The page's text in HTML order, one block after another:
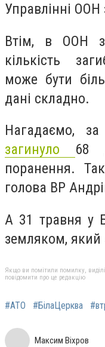
Управлінні
Втім, в ООН
кількість
може бути
дані складно.
Нагадаємо,
загинуло 68
поранення.
голова ВР
А 31 травня у
земляком, який
Якщо ви помітили помилку,
повідомити про це редакцію
#АТО #БілаЦерква
Максим Віхров